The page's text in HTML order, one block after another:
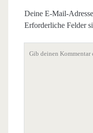
Deine E-Mail-
Erforderliche Felder